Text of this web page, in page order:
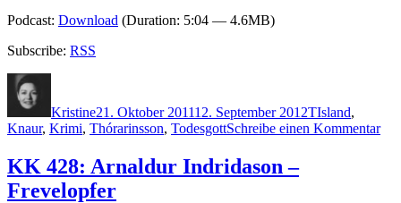
Podcast: Download (Duration: 5:04 — 4.6MB)
Subscribe: RSS
Kristine21. Oktober 201112. September 2012TIsland,
Knaur, Krimi, Thórarinsson, TodesgottSchreibe einen Kommentarzu
KK 428: Arnaldur Indridason –
Frevelopfer